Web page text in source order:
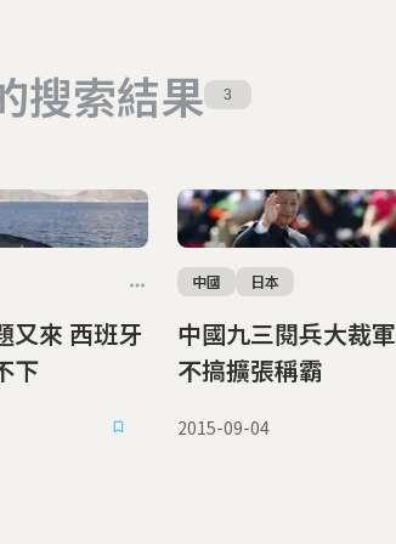
搜索結果 3
班牙
下
中國九三閱兵大裁軍 習近平：永
不搞擴張稱霸
中國 日本
2015-09-04